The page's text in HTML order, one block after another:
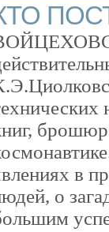
брошюр
в
о